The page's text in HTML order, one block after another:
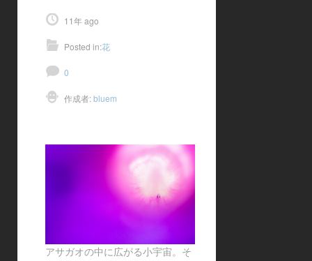
11年 ago
Posted in:花
0
作成者:bluem
アサガオの中に広がる小宇宙。そ